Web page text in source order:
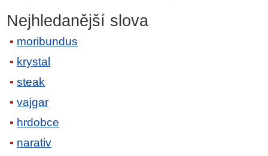
Nejhledanější slova
moribundus
krystal
steak
vajgar
hrdobce
narativ